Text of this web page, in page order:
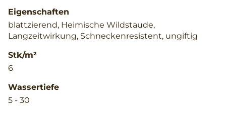
Eigenschaften
blattzierend, Heimische Wildstaude,
Langzeitwirkung, Schneckenresistent, ungiftig
Stk/m²
6
Wassertiefe
5 - 30